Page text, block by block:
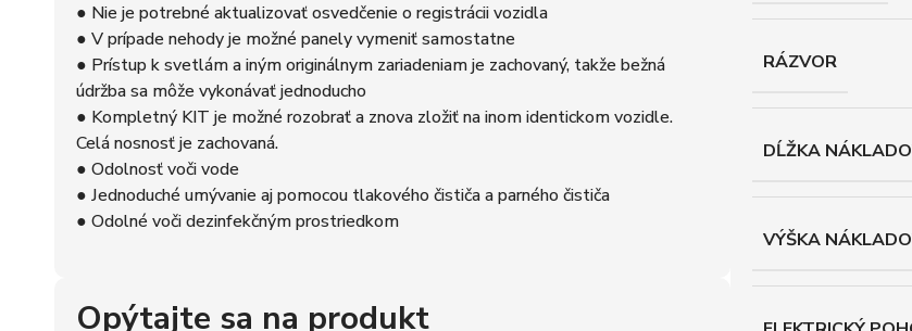
● Nie je potrebné aktualizovať osvedčenie o registrácii vozidla
● V prípade nehody je možné panely vymeniť samostatne
● Prístup k svetlám a iným originálnym zariadeniam je zachovaný, takže bežná
údržba sa môže vykonávať jednoducho
● Kompletný KIT je možné rozobrať a znova zložiť na inom identickom vozidle.
Celá nosnosť je zachovaná.
● Odolnosť voči vode
● Jednoduché umývanie aj pomocou tlakového čističa a parného čističa
● Odolné voči dezinfekčným prostriedkom
Opýtajte sa na produkt
RÁZVOR
DĹŽKA
VÝŠKA